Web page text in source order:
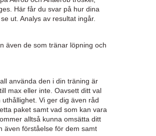
Här får du svar på hur dina
ut. Analys av resultat ingår.
även de som tränar löpning och
använda den i din träning är
max eller inte. Oavsett ditt val
Vi ger dig även råd
paket samt vad som kan vara
alltså kunna omsätta ditt
även förståelse för dem samt